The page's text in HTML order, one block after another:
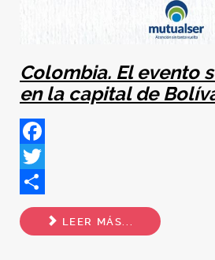
Colombia. El evento
en la capital de
Facebook
Twitter
Share
LEER MÁS...